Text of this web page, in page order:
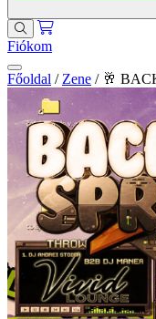
Fiókom
Főoldal / Zene / 🥂